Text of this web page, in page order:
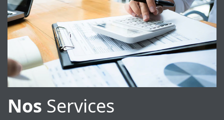
Nos Services